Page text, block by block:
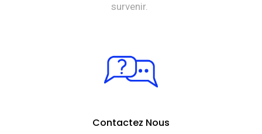
survenir.
Contactez Nous